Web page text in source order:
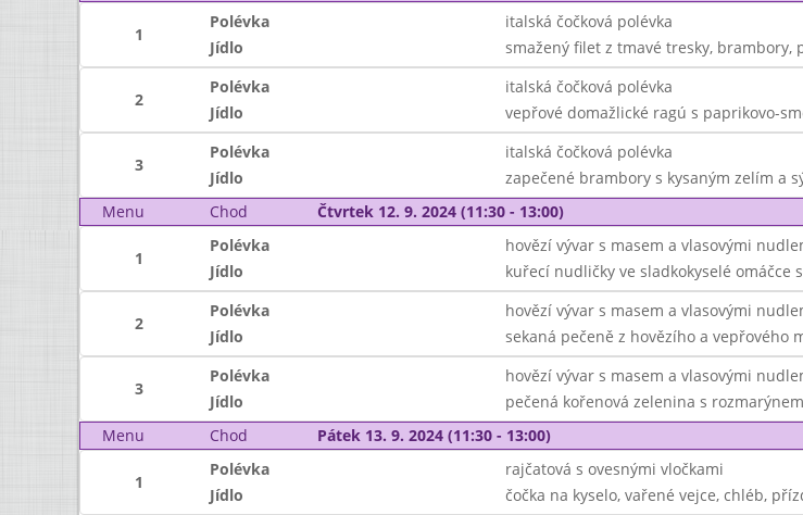
1
Polévka italská čočková polévka
Jídlo
smažený filet z tmavé tresky, brambory,
2
Polévka italská čočková polévka
Jídlo
vepřové domažlické ragú s paprikovo-
3
Polévka italská čočková polévka
Jídlo
zapečené brambory s kysaným zelím a
Menu
Chod Čtvrtek 12. 9. 2024 (11:30 - 13:00)
1
Polévka hovězí vývar s masem a vlasovými
Jídlo
kuřecí nudličky ve sladkokyselé omáčce
2
Polévka hovězí vývar s masem a vlasovými
Jídlo
sekaná pečeně z hovězího a vepřového
3
Polévka hovězí vývar s masem a vlasovými
Jídlo
pečená kořenová zelenina s
Menu
Chod Pátek 13. 9. 2024 (11:30 - 13:00)
1
Polévka rajčatová s ovesnými vločkami
Jídlo
čočka na kyselo, vařené vejce, chléb,